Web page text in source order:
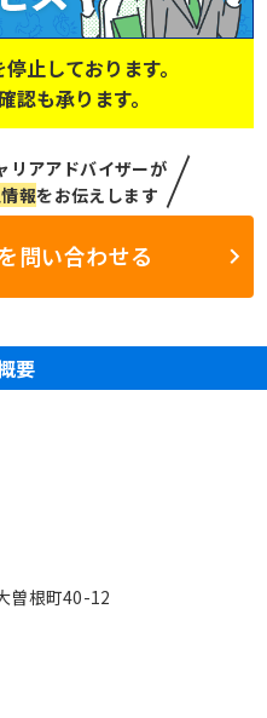
止しております。
認も承ります。
リアアドバイザーが
報をお伝えします
問い合わせる
要
曽根町40-12